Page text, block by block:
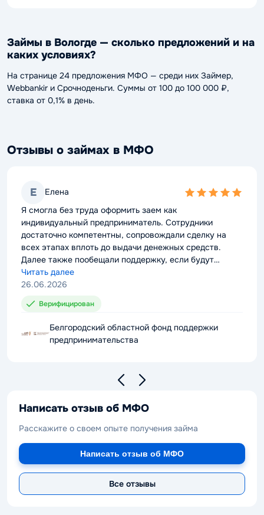
Займы в Вологде — сколько предложений и на
каких условиях?
На странице 24 предложения МФО — среди них Займер,
Webbankir и Срочноденьги. Суммы от 100 до 100 000 ₽,
ставка от 0,1% в день.
Отзывы о займах в МФО
Е Елена
5,0
Я смогла без труда оформить заем как
индивидуальный предприниматель. Сотрудники
достаточно компетентны, сопровождали сделку на
всех этапах вплоть до выдачи денежных средств.
Далее также пообещали поддержку, если будут
проблемы с выплатой долга. Можно смело
рекомендовать компанию к сотрудничеству.
Читать далее
26.06.2026
Верифицирован
Белгородский областной фонд поддержки
предпринимательства
Написать отзыв об МФО
Расскажите о своем опыте получения займа
Написать отзыв об МФО
Все отзывы